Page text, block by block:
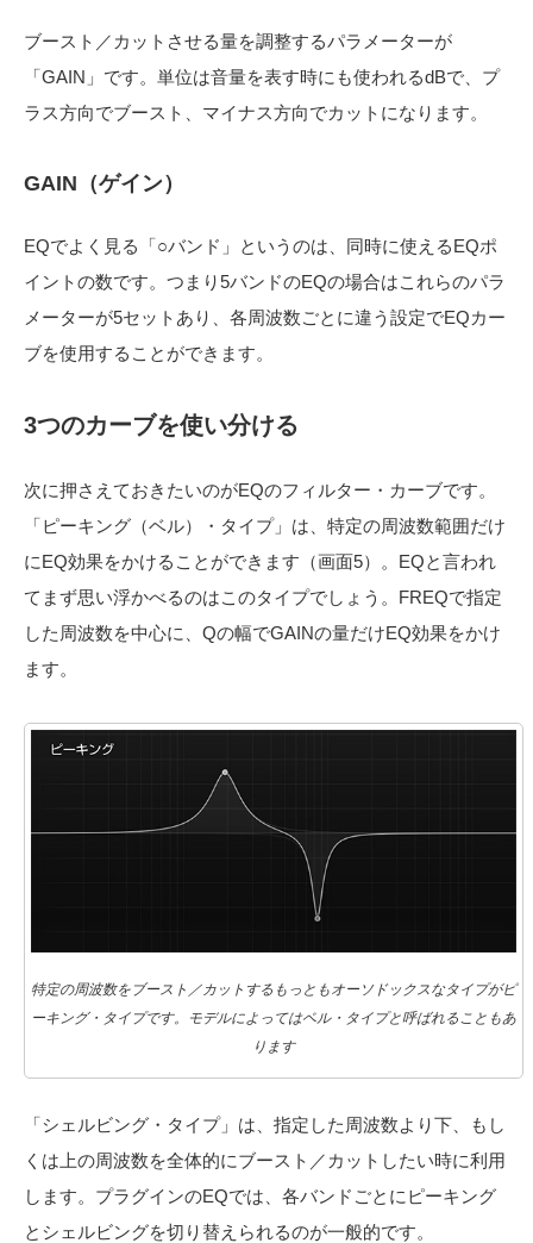
ブースト／カットさせる量を調整するパラメーターが
「GAIN」です。単位は音量を表す時にも使われるdBで、プ
ラス方向でブースト、マイナス方向でカットになります。
GAIN（ゲイン）
EQでよく見る「○バンド」というのは、同時に使えるEQポ
イントの数です。つまり5バンドのEQの場合はこれらのパラ
メーターが5セットあり、各周波数ごとに違う設定でEQカー
ブを使用することができます。
3つのカーブを使い分ける
次に押さえておきたいのがEQのフィルター・カーブです。
「ピーキング（ベル）・タイプ」は、特定の周波数範囲だけ
にEQ効果をかけることができます（画面5）。EQと言われ
てまず思い浮かべるのはこのタイプでしょう。FREQで指定
した周波数を中心に、Qの幅でGAINの量だけEQ効果をかけ
ます。
特定の周波数をブースト／カットするもっともオーソドックスなタイプがピ
ーキング・タイプです。モデルによってはベル・タイプと呼ばれることもあ
ります
「シェルビング・タイプ」は、指定した周波数より下、もし
くは上の周波数を全体的にブースト／カットしたい時に利用
します。プラグインのEQでは、各バンドごとにピーキング
とシェルビングを切り替えられるのが一般的です。